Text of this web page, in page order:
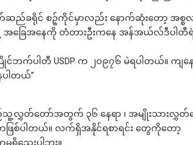
ဆည်ခရိုင် စဉ့်ကိုင်မှာလည်း နောက်ဆုံးတော့ အစ္စ
အခြေအနေကို တံတားဦးကနေ အန်အယ်လ်ဒီပါတီရဲ့
ြိုင်ဘက်ပါတီ USDP က ၂၀၉၇၆ မဲရပါတယ်။ ကျန
ါတယ်”
ည်သူ့လွှတ်တော်အတွက် ၃၆ နေရာ ၊ အမျိုးသားလွှတ်
ြစ်ပါတယ်။ လက်ရှိအနိုင်ရစာရင်း တွေကိုတော့
ရှိသေးပါဘူး။